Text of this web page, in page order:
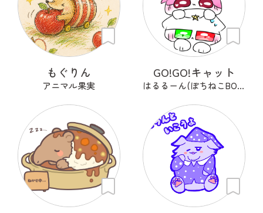
もぐりん
アニマル果実
GO!GO!キャット
はるるーん(ぽちねこBOOKS)